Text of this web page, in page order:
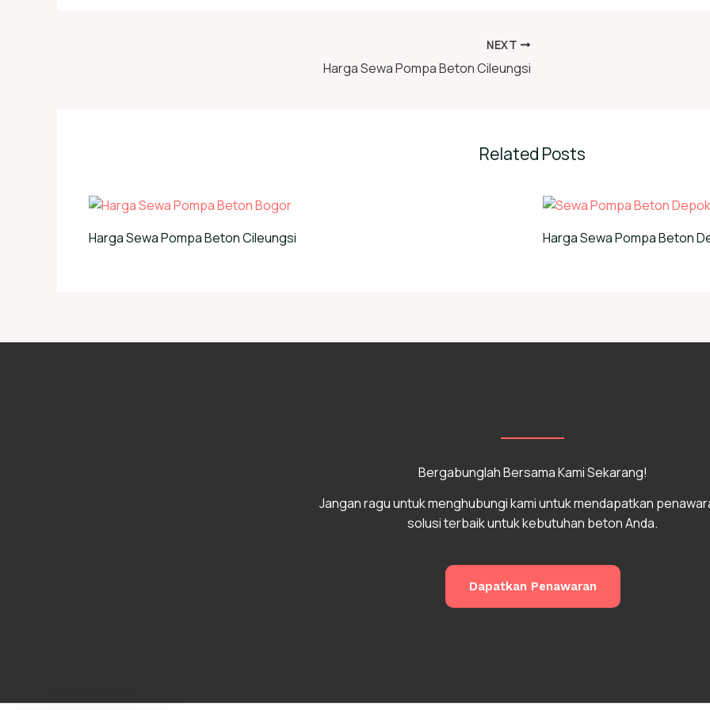
NEXT
Harga Sewa Pompa Beton Cileungsi
Related Posts
Harga Sewa Pompa Beton Cileungsi Harga Sewa Pompa Beton
Bergabunglah Bersama Kami Sekarang!
Jangan ragu untuk menghubungi kami untuk mendapatkan
solusi terbaik untuk kebutuhan beton Anda.
Dapatkan Penawaran